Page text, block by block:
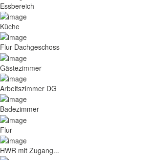
Essbereich
Küche
Flur Dachgeschoss
Gästezimmer
Arbeitszimmer DG
Badezimmer
Flur
HWR mit Zugang...